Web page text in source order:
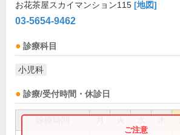
お花茶屋スカイマンション115 [地図]
03-5654-9462
診療科目
小児科
診療/受付時間・休診日